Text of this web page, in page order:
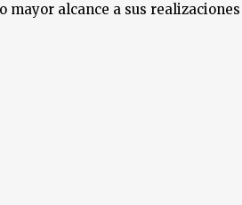
alcance a sus realizaciones